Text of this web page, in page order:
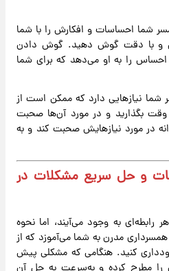
شما احساسات و افکارش را با شما
و با دقت گوش دهید. گوش دادن
را به او می‌دهد که برای شما
شما نیازهایی دارد که ممکن است از
وقت بگذارید و در مورد آن‌ها صحبت
در مورد نیازهایش صحبت کند و به
و حل سریع مشکلات در
رابطه‌ای به وجود می‌آیند، اما نحوه
مدرن به شما می‌آموزد که از
کنید. هنگامی که مشکلی پیش